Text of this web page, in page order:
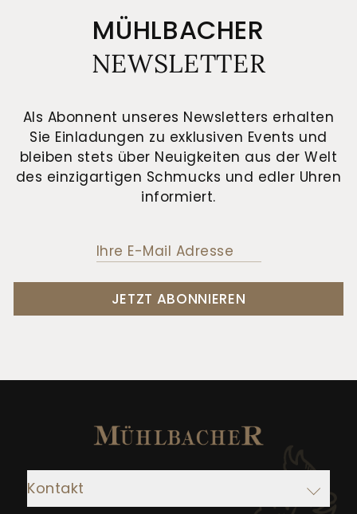
MÜHLBACHER
NEWSLETTER
Als Abonnent unseres Newsletters erhalten
Sie Einladungen zu exklusiven Events und
bleiben stets über Neuigkeiten aus der Welt
des einzigartigen Schmucks und edler Uhren
informiert.
JETZT ABONNIEREN
Kontakt